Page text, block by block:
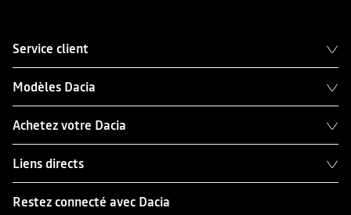
Service client
Modèles Dacia
Achetez votre Dacia
Liens directs
Restez connecté avec Dacia